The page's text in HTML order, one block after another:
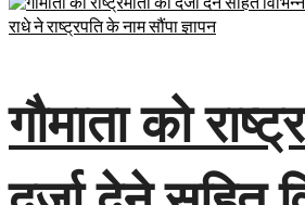
गौमाता को